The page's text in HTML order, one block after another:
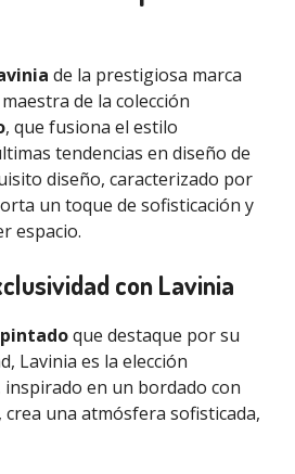
de la prestigiosa marca
de la colección
, que fusiona el estilo
tendencias en diseño de
diseño, caracterizado por
un toque de sofisticación y
espacio.
con Lavinia
que destaque por su
Lavinia es la elección
inspirado en un bordado con
una atmósfera sofisticada,